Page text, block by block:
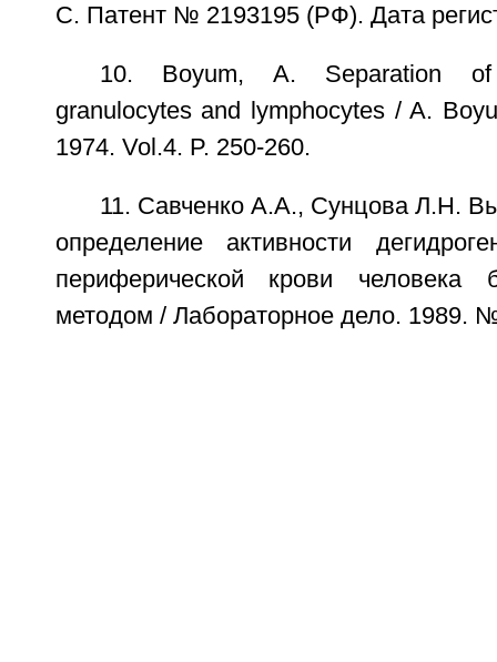
С. Патент № 2193195 (РФ). Дата
10. Boyum, A. Separation of
granulocytes and lymphocytes / A.
1974. Vol.4. P. 250-260.
11. Савченко А.А., Сунцова Л.Н.
определение активности
периферической крови человека
методом / Лабораторное дело. 1989.